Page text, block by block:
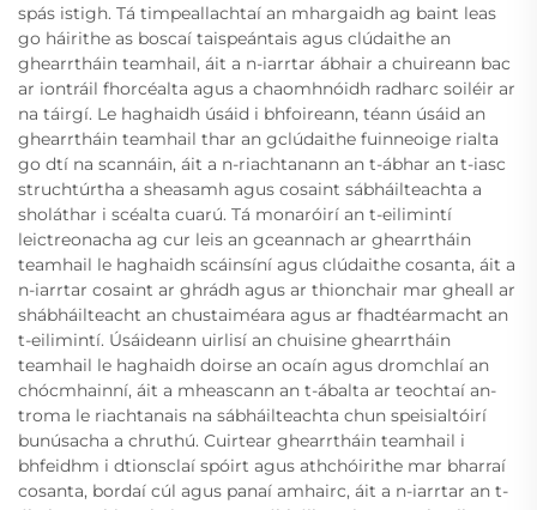
spás istigh. Tá timpeallachtaí an mhargaidh ag baint leas
go háirithe as boscaí taispeántais agus clúdaithe an
ghearrtháin teamhail, áit a n-iarrtar ábhair a chuireann bac
ar iontráil fhorcéalta agus a chaomhnóidh radharc soiléir ar
na táirgí. Le haghaidh úsáid i bhfoireann, téann úsáid an
ghearrtháin teamhail thar an gclúdaithe fuinneoige rialta
go dtí na scannáin, áit a n-riachtanann an t-ábhar an t-iasc
struchtúrtha a sheasamh agus cosaint sábháilteachta a
sholáthar i scéalta cuarú. Tá monaróirí an t-eilimintí
leictreonacha ag cur leis an gceannach ar ghearrtháin
teamhail le haghaidh scáinsíní agus clúdaithe cosanta, áit a
n-iarrtar cosaint ar ghrádh agus ar thionchair mar gheall ar
shábháilteacht an chustaiméara agus ar fhadtéarmacht an
t-eilimintí. Úsáideann uirlisí an chuisine ghearrtháin
teamhail le haghaidh doirse an ocaín agus dromchlaí an
chócmhainní, áit a mheascann an t-ábalta ar teochtaí an-
troma le riachtanais na sábháilteachta chun speisialtóirí
bunúsacha a chruthú. Cuirtear ghearrtháin teamhail i
bhfeidhm i dtionsclaí spóirt agus athchóirithe mar bharraí
cosanta, bordaí cúl agus panaí amhairc, áit a n-iarrtar an t-